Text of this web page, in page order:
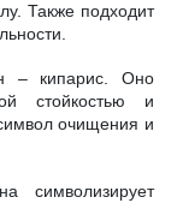
Также подходит
– кипарис. Оно
стойкостью и
очищения и
символизирует